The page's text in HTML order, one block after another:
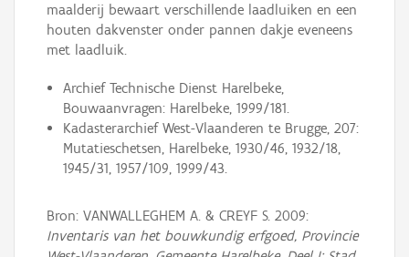
maalderij bewaart verschillende laadluiken en een
houten dakvenster onder pannen dakje eveneens
met laadluik.
Archief Technische Dienst Harelbeke,
Bouwaanvragen: Harelbeke, 1999/181.
Kadasterarchief West-Vlaanderen te Brugge, 207:
Mutatieschetsen, Harelbeke, 1930/46, 1932/18,
1945/31, 1957/109, 1999/43.
Bron: VANWALLEGHEM A. & CREYF S. 2009:
Inventaris van het bouwkundig erfgoed, Provincie